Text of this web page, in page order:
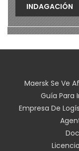
INDAGACIÓN
Maersk Se Ve
Guía Para
Empresa De